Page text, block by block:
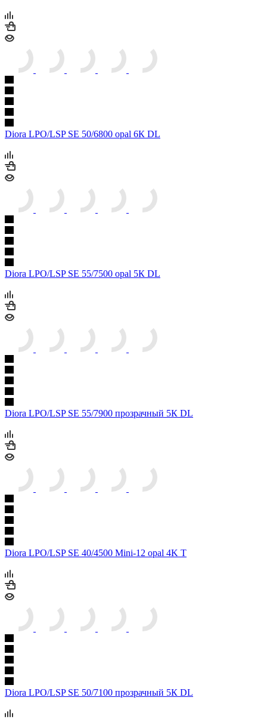
Diora LPO/LSP SE 50/6800 opal 6К DL
Diora LPO/LSP SE 55/7500 opal 5К DL
Diora LPO/LSP SE 55/7900 прозрачный 5К DL
Diora LPO/LSP SE 40/4500 Mini-12 opal 4K T
Diora LPO/LSP SE 50/7100 прозрачный 5К DL